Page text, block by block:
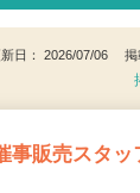
日： 2026/07/06 掲
事販売スタッ